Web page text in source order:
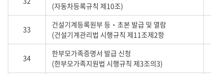
(자동차등록규칙 제10조)
33
건설기계등록원부 등‧초본 발급 및 열람
(건설기계관리법 시행규칙 제11조제2항
34
한부모가족증명서 발급 신청
(한부모가족지원법 시행규칙 제3조의3)